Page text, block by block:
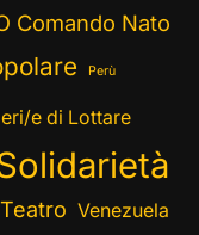
Comando Nato
Perù
e di Lottare
Teatro Venezuela